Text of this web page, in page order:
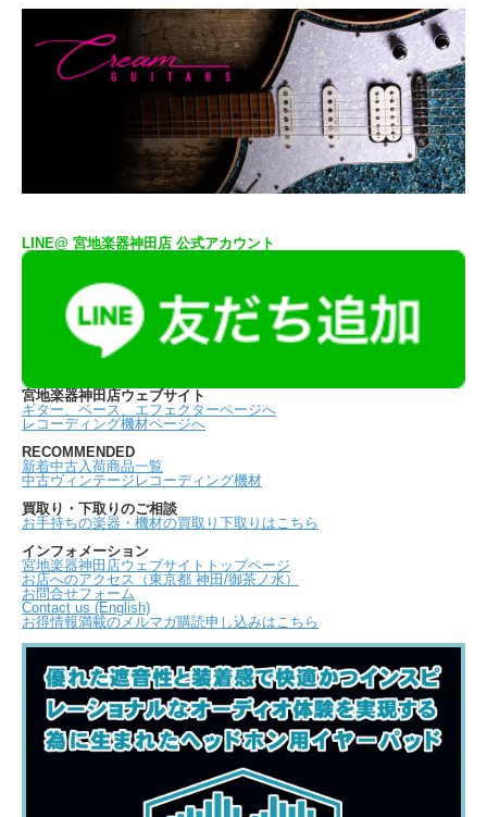
LINE@ 宮地楽器神田店 公式アカウント
宮地楽器神田店ウェブサイト
ギター、ベース、エフェクターページへ
レコーディング機材ページへ
RECOMMENDED
新着中古入荷商品一覧
中古ヴィンテージレコーディング機材
買取り・下取りのご相談
お手持ちの楽器・機材の買取り下取りはこちら
インフォメーション
宮地楽器神田店ウェブサイトトップページ
お店へのアクセス（東京都 神田/御茶ノ水）
お問合せフォーム
Contact us (English)
お得情報満載のメルマガ購読申し込みはこちら